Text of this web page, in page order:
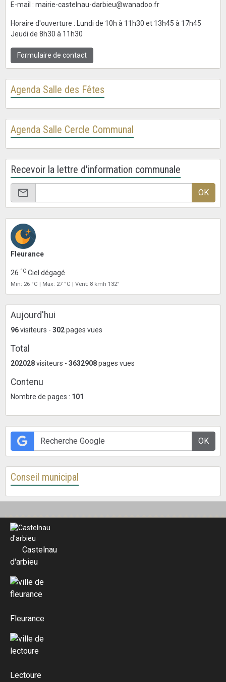
E-mail : mairie-castelnau-darbieu@wanadoo.fr
Horaire d'ouverture : Lundi de 10h à 11h30 et 13h45 à 17h45
Jeudi de 8h30 à 11h30
Formulaire de contact
Agenda Salle des Fêtes
Agenda Salle Cercle Communal
Recevoir la lettre d'information communale
OK
Fleurance
26 °C Ciel dégagé
Min: 26 °C | Max: 27 °C | Vent: 8 kmh 132°
Aujourd'hui
96visiteurs - 302pages vues
Total
202028visiteurs - 3632908pages vues
Contenu
Nombre de pages : 101
OK
Conseil municipal
Castelnau
d'arbieu
Fleurance
Lectoure